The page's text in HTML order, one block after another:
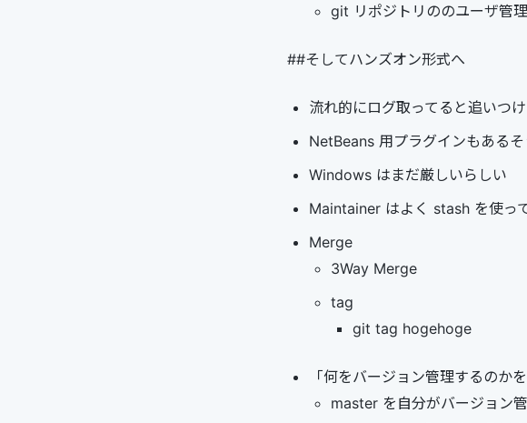
git リポジトリののユーザ管
##そしてハンズオン形式へ
流れ的にログ取ってると追いつ
NetBeans 用プラグインもあるそ
Windows はまだ厳しいらしい
Maintainer はよく stash を使っ
Merge
3Way Merge
tag
git tag hogehoge
「何をバージョン管理するのか
master を自分がバージョン